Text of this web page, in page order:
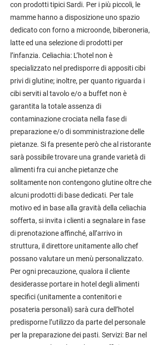
con prodotti tipici Sardi. Per i più piccoli, le
mamme hanno a disposizione uno spazio
dedicato con forno a microonde, biberoneria,
latte ed una selezione di prodotti per
l’infanzia. Celiachia: L’hotel non è
specializzato nel predisporre di appositi cibi
privi di glutine; inoltre, per quanto riguarda i
cibi serviti al tavolo e/o a buffet non è
garantita la totale assenza di
contaminazione crociata nella fase di
preparazione e/o di somministrazione delle
pietanze. Si fa presente però che al ristorante
sarà possibile trovare una grande varietà di
alimenti fra cui anche pietanze che
solitamente non contengono glutine oltre che
alcuni prodotti di base dedicati. Per tale
motivo ed in base alla gravità della celiachia
sofferta, si invita i clienti a segnalare in fase
di prenotazione affinché, all’arrivo in
struttura, il direttore unitamente allo chef
possano valutare un menù personalizzato.
Per ogni precauzione, qualora il cliente
desiderasse portare in hotel degli alimenti
specifici (unitamente a contenitori e
posateria personali) sarà cura dell’hotel
predisporne l’utilizzo da parte del personale
per la preparazione dei pasti. Servizi: Bar nel